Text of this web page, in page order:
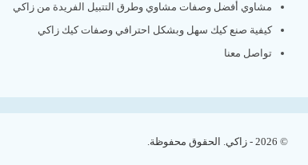
مشاوي أفضل وصفات مشاوي وطرق التتبيل الفريدة من زاكي
كيفية صنع كيك سهل وبشكل احترافي وصفات كيك زاكي
تواصل معنا
© 2026 - زاكي. الحقوق محفوظة.